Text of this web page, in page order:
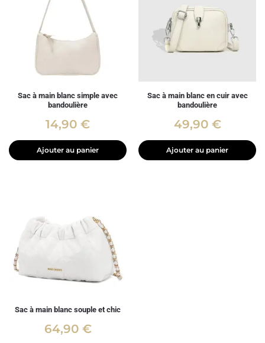
Sac à main blanc simple avec
bandoulière
14,90 €
Ajouter au panier
Sac à main blanc en cuir avec
bandoulière
49,90 €
Ajouter au panier
Sac à main blanc souple et chic
64,90 €